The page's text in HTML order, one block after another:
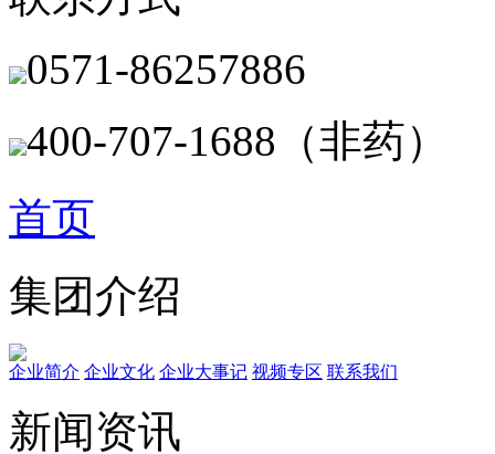
0571-86257886
400-707-1688（非药）
首页
集团介绍
企业简介 企业文化 企业⼤事记 视频专区 联系我们
新闻资讯